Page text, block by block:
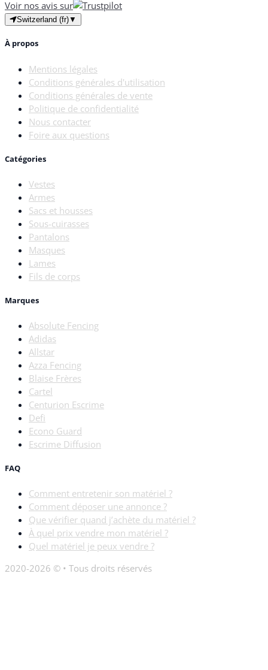
Voir nos avis sur
Switzerland (fr)▼
À propos
Mentions légales
Conditions générales d'utilisation
Conditions générales de vente
Politique de confidentialité
Nous contacter
Foire aux questions
Catégories
Vestes
Armes
Sacs et housses
Sous-cuirasses
Pantalons
Masques
Lames
Fils de corps
Marques
Absolute Fencing
Adidas
Allstar
Azza Fencing
Blaise Frères
Cartel
Centurion Escrime
Defi
Econo Guard
Escrime Diffusion
FAQ
Comment entretenir son matériel ?
Comment déposer une annonce ?
Que vérifier quand j’achète du matériel ?
À quel prix vendre mon matériel ?
Quel matériel je peux vendre ?
2020-2026 © • Tous droits réservés